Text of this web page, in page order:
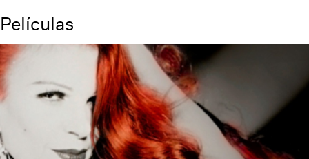
Películas